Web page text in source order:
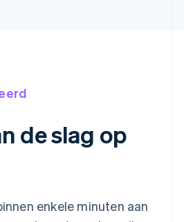
de slag op
enkele minuten aan